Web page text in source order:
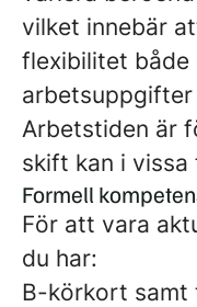
vilket innebär
flexibilitet både
Arbetstiden är
skift kan i vissa
Formell
För att vara
du har:
B-körkort